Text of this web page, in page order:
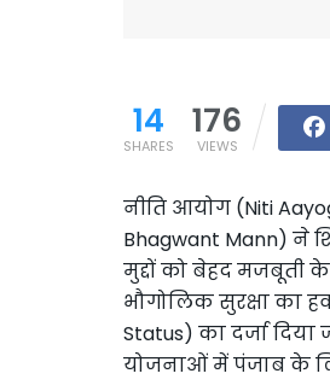
14
SHARES
176
VIEWS
नीति आयोग (Niti
Bhagwant Mann)
मुद्दों को बेहद मजबूती
भौगोलिक सुरक्षा का
Status) का दर्जा दिया
योजनाओं में पंजाब के